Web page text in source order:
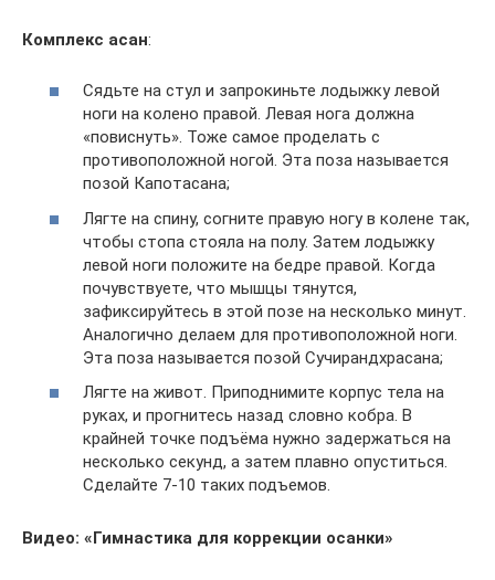
Комплекс асан:
Сядьте на стул и запрокиньте лодыжку левой
ноги на колено правой. Левая нога должна
«повиснуть». Тоже самое проделать с
противоположной ногой. Эта поза называется
позой Капотасана;
Лягте на спину, согните правую ногу в колене так,
чтобы стопа стояла на полу. Затем лодыжку
левой ноги положите на бедре правой. Когда
почувствуете, что мышцы тянутся,
зафиксируйтесь в этой позе на несколько минут.
Аналогично делаем для противоположной ноги.
Эта поза называется позой Сучирандхрасана;
Лягте на живот. Приподнимите корпус тела на
руках, и прогнитесь назад словно кобра. В
крайней точке подъёма нужно задержаться на
несколько секунд, а затем плавно опуститься.
Сделайте 7-10 таких подъемов.
Видео: «Гимнастика для коррекции осанки»